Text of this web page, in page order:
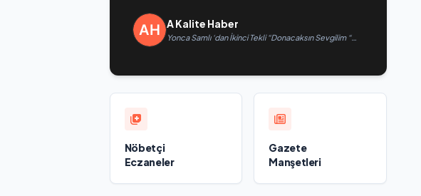
A Kalite Haber
Yonca Samlı ‘dan İkinci Tekli “Donacaksın Sevgilim “
Nöbetçi
Eczaneler
Gazete
Manşetleri